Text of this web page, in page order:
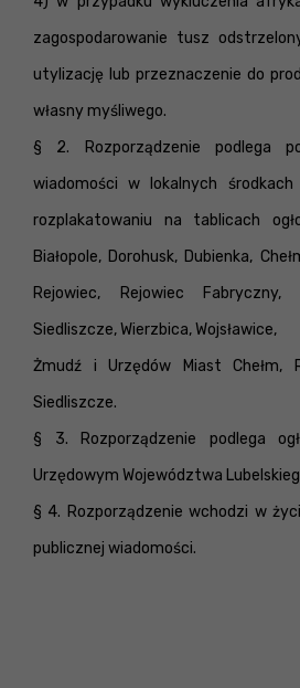
zagospodarowanie tusz
utylizację lub przeznaczenie do
własny myśliwego.
§ 2. Rozporządzenie podlega
wiadomości w lokalnych środkach
rozplakatowaniu na tablicach
Białopole, Dorohusk, Dubienka,
Rejowiec, Rejowiec
Siedliszcze, Wierzbica, Wojsławice,
Żmudź i Urzędów Miast Chełm,
Siedliszcze.
§ 3. Rozporządzenie podlega
Urzędowym Województwa
§ 4. Rozporządzenie wchodzi w
publicznej wiadomości.